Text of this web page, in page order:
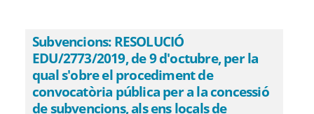
Subvencions: RESOLUCIÓ
EDU/2773/2019, de 9 d'octubre, per la
qual s'obre el procediment de
convocatòria pública per a la concessió
de subvencions, als ens locals de